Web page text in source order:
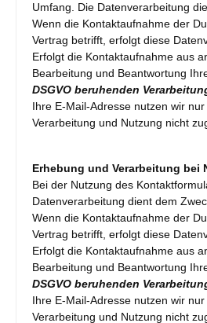
Umfang. Die Datenverarbeitung
Wenn die Kontaktaufnahme der
Vertrag betrifft, erfolgt diese
Erfolgt die Kontaktaufnahme aus
Bearbeitung und Beantwortung
DSGVO beruhenden
Ihre E-Mail-Adresse nutzen wir
Verarbeitung und Nutzung nicht
Erhebung und Verarbeitung
Bei der Nutzung des
Datenverarbeitung dient dem
Wenn die Kontaktaufnahme der
Vertrag betrifft, erfolgt diese
Erfolgt die Kontaktaufnahme aus
Bearbeitung und Beantwortung
DSGVO beruhenden
Ihre E-Mail-Adresse nutzen wir
Verarbeitung und Nutzung nicht